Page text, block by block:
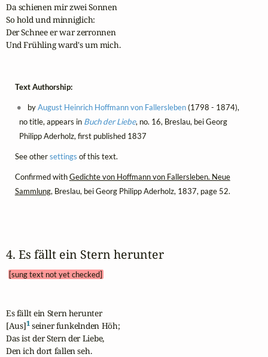
Da schienen mir zwei Sonnen
So hold und minniglich:
Der Schnee er war zerronnen
Und Frühling ward's um mich.
Text Authorship:
byAugust Heinrich Hoffmann von Fallersleben(1798 - 1874),
no title, appears in Buch der Liebe, no. 16, Breslau, bei Georg
Philipp Aderholz, first published 1837
See othersettings of this text.
Confirmed withGedichte von Hoffmann von Fallersleben. Neue
Sammlung, Breslau, bei Georg Philipp Aderholz, 1837, page 52.
4. Es fällt ein Stern herunter
[sung text not yet checked]
Es fällt ein Stern herunter
[Aus]1 seiner funkelnden Höh;
Das ist der Stern der Liebe,
Den ich dort fallen seh.